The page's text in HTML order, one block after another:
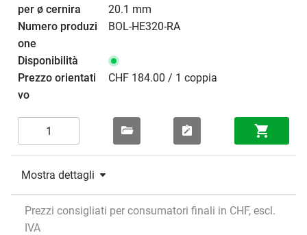
20.1 mm
BOL-HE320-RA
CHF 184.00 / 1 coppia
Mostra dettagli
Prezzi consigliati per consumatori finali in CHF, escl.
IVA